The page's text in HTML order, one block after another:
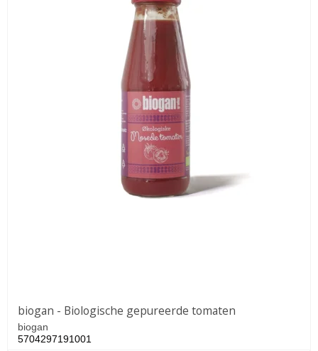
biogan - Biologische gepureerde tomaten
biogan
5704297191001